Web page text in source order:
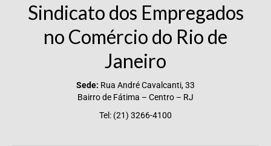
Sindicato dos Empregados
no Comércio do Rio de
Janeiro
Sede: Rua André Cavalcanti, 33
Bairro de Fátima – Centro – RJ
Tel: (21) 3266-4100